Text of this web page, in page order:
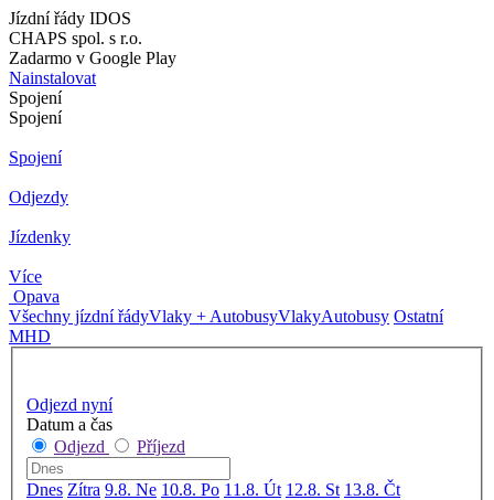
Jízdní řády IDOS
CHAPS spol. s r.o.
Zadarmo v Google Play
Nainstalovat
Spojení
Spojení
Spojení
Odjezdy
Jízdenky
Více
Opava
Všechny jízdní řádyVlaky + AutobusyVlakyAutobusy Ostatní
MHD
Odjezd nyní
Datum a čas
Odjezd
Příjezd
Dnes Zítra 9.8. Ne 10.8. Po 11.8. Út 12.8. St 13.8. Čt